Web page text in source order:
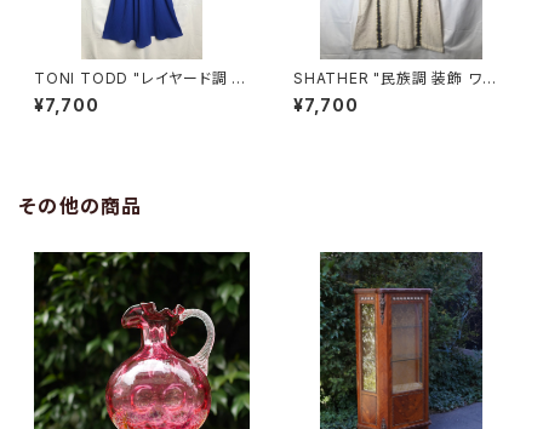
TONI TODD "レイヤード調 モ
ックネック プリーツ ワンピース"
¥7,700
SHATHER "民族調 装飾 ワン
ピース"
¥7,700
その他の商品